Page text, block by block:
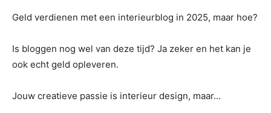
Geld verdienen met een interieurblog in 2025, maar hoe?
Is bloggen nog wel van deze tijd? Ja zeker en het kan je
ook echt geld opleveren.
Jouw creatieve passie is interieur design, maar…